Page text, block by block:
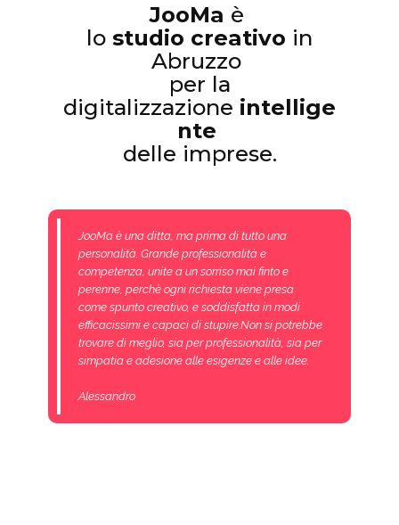
JooMa è
lo studio creativo in
Abruzzo
per la
digitalizzazione intellige
nte
delle imprese.
JooMa è una ditta, ma prima di tutto una
personalità. Grande professionalità e
competenza, unite a un sorriso mai finto e
perenne, perchè ogni richiesta viene presa
come spunto creativo, e soddisfatta in modi
efficacissimi e capaci di stupire.Non si potrebbe
trovare di meglio, sia per professionalità, sia per
simpatia e adesione alle esigenze e alle idee.
Alessandro